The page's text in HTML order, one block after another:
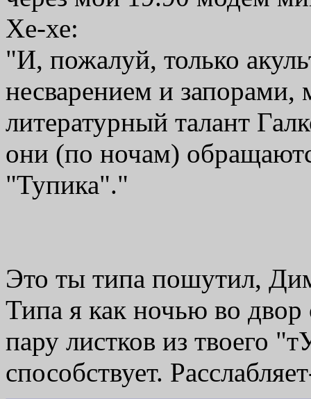
Хе-хе:
"И, пожалуй, только
несварением и запорами,
литературный талант
они (по ночам)
"Тупика"."
Это ты типа пошутил,
Типа я как ночью во двор
пару листков из твоего
способствует.